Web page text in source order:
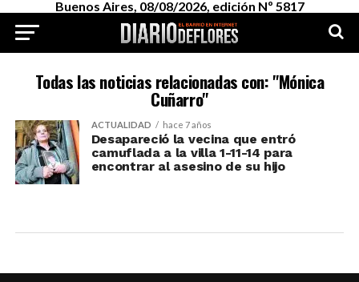
Buenos Aires, 08/08/2026, edición Nº 5817
Todas las noticias relacionadas con: "Mónica
Cuñarro"
ACTUALIDAD hace 7 años
Desapareció la vecina que entró
camuflada a la villa 1-11-14 para
encontrar al asesino de su hijo